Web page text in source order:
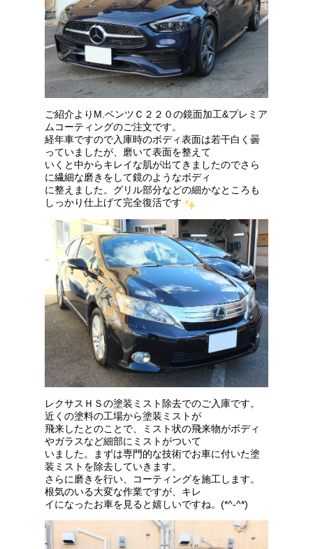
ご紹介よりM.ベンツＣ２２０の鏡面加工&プレミア
ムコーティングのご注文です。
経年車ですので入庫時のボディ表面は若干白く曇
っていましたが、磨いて表面を整えて
いくと中からキレイな肌が出てきましたのでさら
に繊細な磨きをして鏡のようなボディ
に整えました。グリル部分などの細かなところも
しっかり仕上げて完全復活です
レクサスＨＳの塗装ミスト除去でのご入庫です。
近くの塗料の工場から塗装ミストが
飛来したとのことで、ミスト状の飛来物がボディ
やガラスなど細部にミストがついて
いました。まずは専門的な技術でお車に付いた塗
装ミストを除去していきます。
さらに磨きを行い、コーティングを施工します。
根気のいる大変な作業ですが、キレ
イになったお車を見ると嬉しいですね。(*^-^*)